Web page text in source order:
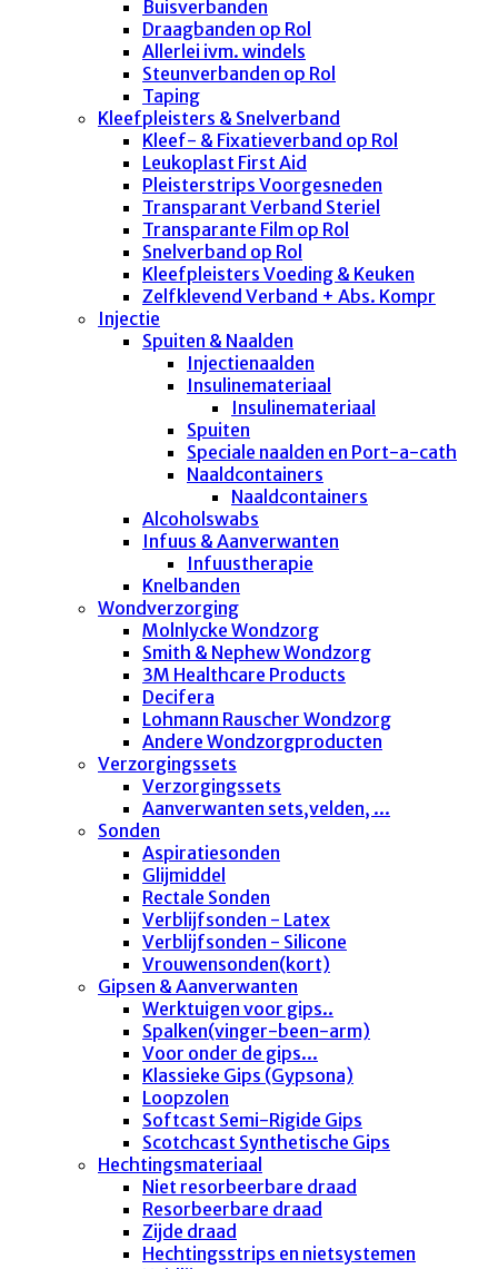
Buisverbanden
Draagbanden op Rol
Allerlei ivm. windels
Steunverbanden op Rol
Taping
Kleefpleisters & Snelverband
Kleef- & Fixatieverband op Rol
Leukoplast First Aid
Pleisterstrips Voorgesneden
Transparant Verband Steriel
Transparante Film op Rol
Snelverband op Rol
Kleefpleisters Voeding & Keuken
Zelfklevend Verband + Abs. Kompr
Injectie
Spuiten & Naalden
Injectienaalden
Insulinemateriaal
Insulinemateriaal
Spuiten
Speciale naalden en Port-a-cath
Naaldcontainers
Naaldcontainers
Alcoholswabs
Infuus & Aanverwanten
Infuustherapie
Knelbanden
Wondverzorging
Molnlycke Wondzorg
Smith & Nephew Wondzorg
3M Healthcare Products
Decifera
Lohmann Rauscher Wondzorg
Andere Wondzorgproducten
Verzorgingssets
Verzorgingssets
Aanverwanten sets,velden, ...
Sonden
Aspiratiesonden
Glijmiddel
Rectale Sonden
Verblijfsonden - Latex
Verblijfsonden - Silicone
Vrouwensonden(kort)
Gipsen & Aanverwanten
Werktuigen voor gips..
Spalken(vinger-been-arm)
Voor onder de gips...
Klassieke Gips (Gypsona)
Loopzolen
Softcast Semi-Rigide Gips
Scotchcast Synthetische Gips
Hechtingsmateriaal
Niet resorbeerbare draad
Resorbeerbare draad
Zijde draad
Hechtingsstrips en nietsystemen